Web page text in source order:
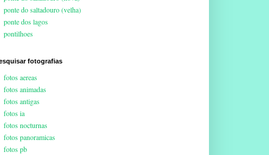
ponte do saltadouro (velha)
ponte dos lagos
pontilhoes
fotografias
fotos aereas
fotos animadas
fotos antigas
fotos ia
fotos nocturnas
fotos panoramicas
fotos pb